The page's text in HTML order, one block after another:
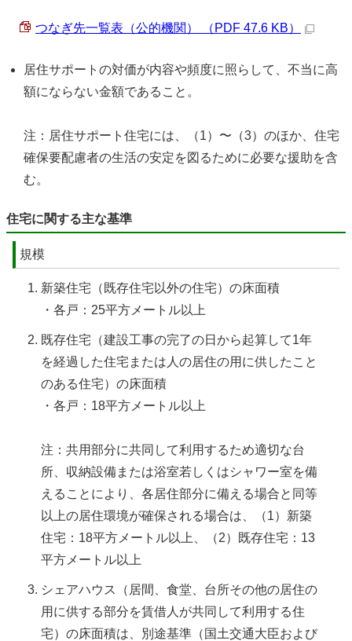
つなぎ先一覧表（公的機関） （PDF 47.6 KB）
居住サポートの対価が内容や頻度に照らして、不当に高
額にならない金額であること。
注：居住サポート住宅には、（1）〜（3）のほか、住宅
確保要配慮者の生活の安定を図るために必要な援助を含
む。
住宅に関する主な基準
規模
新築住宅（既存住宅以外の住宅）の床面積
・各戸：25平方メートル以上
既存住宅（建設工事の完了の日から起算して1年
を経過した住宅または人の居住の用に供したこと
のある住宅）の床面積
・各戸：18平方メートル以上
注：共用部分に共同して利用するため適切な台
所、収納設備または浴室若しくはシャワー室を備
えることにより、各居住部分に備える場合と同等
以上の居住環境が確保される場合は、（1）新築
住宅：18平方メートル以上、（2）既存住宅：13
平方メートル以上
シェアハウス（居間、食堂、台所その他の居住の
用に供する部分を賃借人が共同して利用する住
宅）の床面積は、別途基準（国土交通大臣および